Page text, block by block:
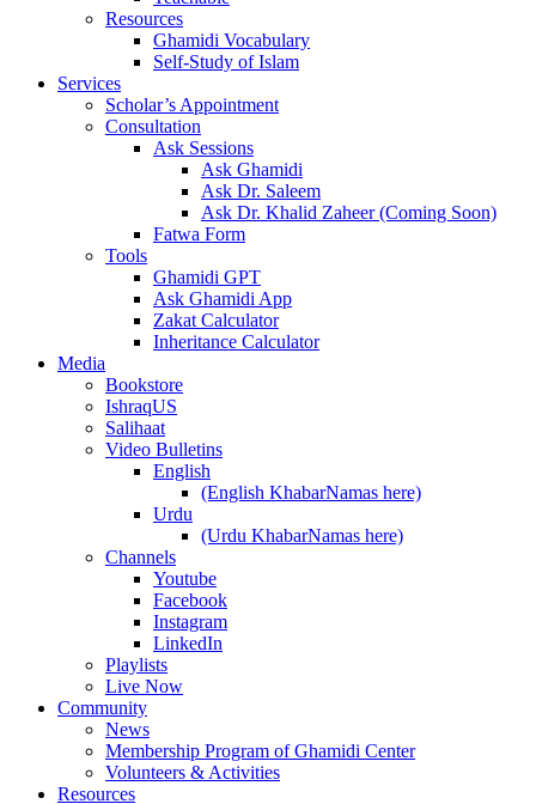
Resources
Ghamidi Vocabulary
Self-Study of Islam
Services
Scholar’s Appointment
Consultation
Ask Sessions
Ask Ghamidi
Ask Dr. Saleem
Ask Dr. Khalid Zaheer (Coming Soon)
Fatwa Form
Tools
Ghamidi GPT
Ask Ghamidi App
Zakat Calculator
Inheritance Calculator
Media
Bookstore
IshraqUS
Salihaat
Video Bulletins
English
(English KhabarNamas here)
Urdu
(Urdu KhabarNamas here)
Channels
Youtube
Facebook
Instagram
LinkedIn
Playlists
Live Now
Community
News
Membership Program of Ghamidi Center
Volunteers & Activities
Resources